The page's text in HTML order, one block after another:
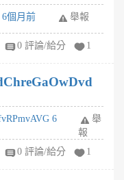
個月前 舉報
0 評論/給分 1
6
舉
報
0 評論/給分 1